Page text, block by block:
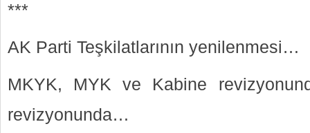
***
AK Parti Teşkilatlarının yenilenmesi…
MKYK, MYK ve Kabine
revizyonunda…